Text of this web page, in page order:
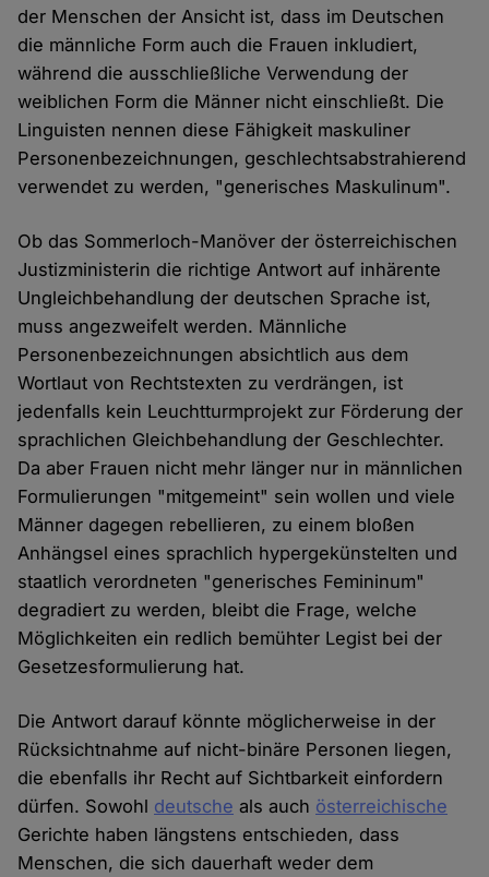
der Menschen der Ansicht ist, dass im Deutschen
die männliche Form auch die Frauen inkludiert,
während die ausschließliche Verwendung der
weiblichen Form die Männer nicht einschließt. Die
Linguisten nennen diese Fähigkeit maskuliner
Personenbezeichnungen, geschlechtsabstrahierend
verwendet zu werden, "generisches Maskulinum".
Ob das Sommerloch-Manöver der österreichischen
Justizministerin die richtige Antwort auf inhärente
Ungleichbehandlung der deutschen Sprache ist,
muss angezweifelt werden. Männliche
Personenbezeichnungen absichtlich aus dem
Wortlaut von Rechtstexten zu verdrängen, ist
jedenfalls kein Leuchtturmprojekt zur Förderung der
sprachlichen Gleichbehandlung der Geschlechter.
Da aber Frauen nicht mehr länger nur in männlichen
Formulierungen "mitgemeint" sein wollen und viele
Männer dagegen rebellieren, zu einem bloßen
Anhängsel eines sprachlich hypergekünstelten und
staatlich verordneten "generisches Femininum"
degradiert zu werden, bleibt die Frage, welche
Möglichkeiten ein redlich bemühter Legist bei der
Gesetzesformulierung hat.
Die Antwort darauf könnte möglicherweise in der
Rücksichtnahme auf nicht-binäre Personen liegen,
die ebenfalls ihr Recht auf Sichtbarkeit einfordern
dürfen. Sowohl deutsche als auch österreichische
Gerichte haben längstens entschieden, dass
Menschen, die sich dauerhaft weder dem